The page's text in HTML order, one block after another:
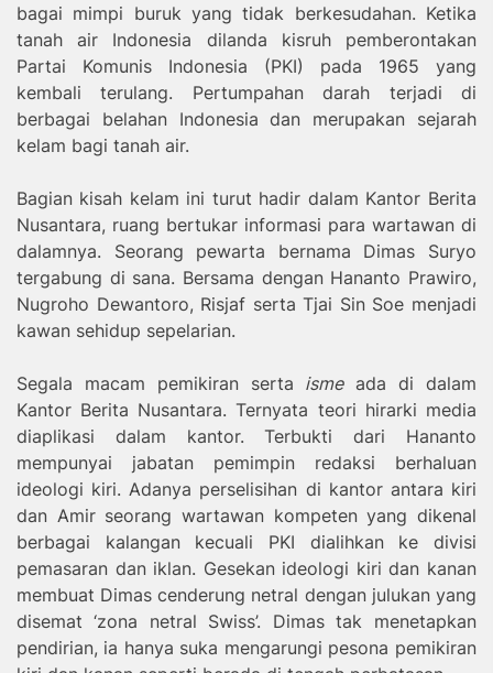
bagai mimpi buruk yang tidak berkesudahan. Ketika
tanah air Indonesia dilanda kisruh pemberontakan
Partai Komunis Indonesia (PKI) pada 1965 yang
kembali terulang. Pertumpahan darah terjadi di
berbagai belahan Indonesia dan merupakan sejarah
kelam bagi tanah air.
Bagian kisah kelam ini turut hadir dalam Kantor Berita
Nusantara, ruang bertukar informasi para wartawan di
dalamnya. Seorang pewarta bernama Dimas Suryo
tergabung di sana. Bersama dengan Hananto Prawiro,
Nugroho Dewantoro, Risjaf serta Tjai Sin Soe menjadi
kawan sehidup sepelarian.
Segala macam pemikiran serta ismeada di dalam
Kantor Berita Nusantara. Ternyata teori hirarki media
diaplikasi dalam kantor. Terbukti dari Hananto
mempunyai jabatan pemimpin redaksi berhaluan
ideologi kiri. Adanya perselisihan di kantor antara kiri
dan Amir seorang wartawan kompeten yang dikenal
berbagai kalangan kecuali PKI dialihkan ke divisi
pemasaran dan iklan. Gesekan ideologi kiri dan kanan
membuat Dimas cenderung netral dengan julukan yang
disemat ‘zona netral Swiss’. Dimas tak menetapkan
pendirian, ia hanya suka mengarungi pesona pemikiran